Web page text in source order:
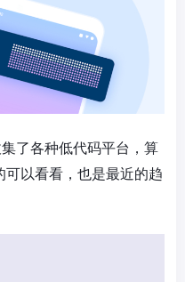
了各种低代码平台，算
以看看，也是最近的趋